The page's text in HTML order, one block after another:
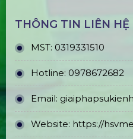
THÔNG TIN LIÊN HỆ
MST: 0319331510
Hotline: 0978672682
Email:
Website: https://